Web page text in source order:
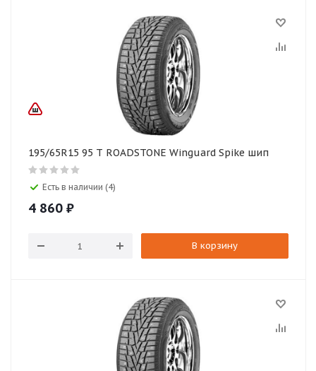
195/65R15 95 T ROADSTONE Winguard Spike шип
Есть в наличии (4)
4 860 ₽
В корзину